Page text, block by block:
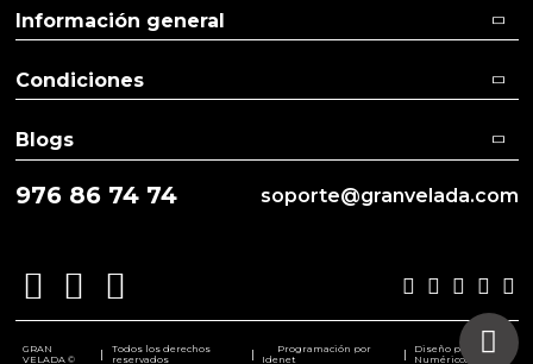
976 86 74 74 soporte@granvelada.com
Información general
Condiciones
Blogs
GRAN
VELADA ©
|
Todos los derechos
reservados
|
Programación por
Idenet
|
Diseño por
Numéricco